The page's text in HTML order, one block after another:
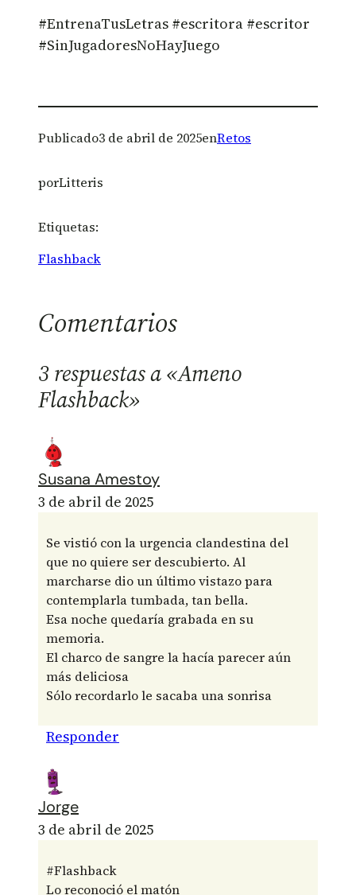
#EntrenaTusLetras #escritora #escritor
#SinJugadoresNoHayJuego
Publicado3 de abril de 2025enRetos
porLitteris
Etiquetas:
Flashback
Comentarios
3 respuestas a «Ameno
Flashback»
Susana Amestoy
3 de abril de 2025
Se vistió con la urgencia clandestina del
que no quiere ser descubierto. Al
marcharse dio un último vistazo para
contemplarla tumbada, tan bella.
Esa noche quedaría grabada en su
memoria.
El charco de sangre la hacía parecer aún
más deliciosa
Sólo recordarlo le sacaba una sonrisa
Responder
Jorge
3 de abril de 2025
#Flashback
Lo reconoció el matón